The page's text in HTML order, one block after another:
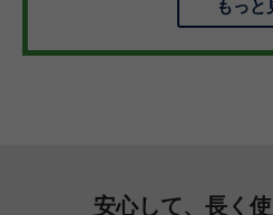
もっと
安心して、長く使